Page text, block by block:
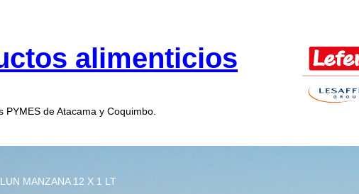
alimenticios
PYMES de Atacama y Coquimbo.
MANZANA 12 X 1 LT